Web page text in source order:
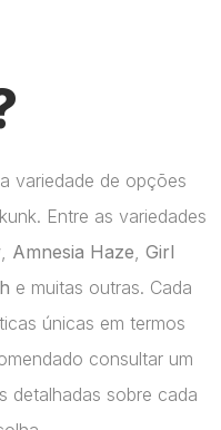
variedade de opções
Entre as variedades
Amnesia Haze Girl
e muitas outras. Cada
únicas em termos
consultar um
detalhadas sobre cada